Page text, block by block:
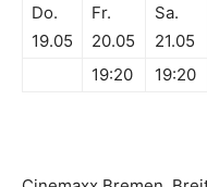
Do.
19.05
Fr.
20.05
Sa.
21.05
19:20
19:20